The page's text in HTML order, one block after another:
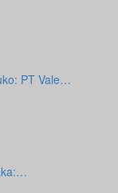
PT Vale…